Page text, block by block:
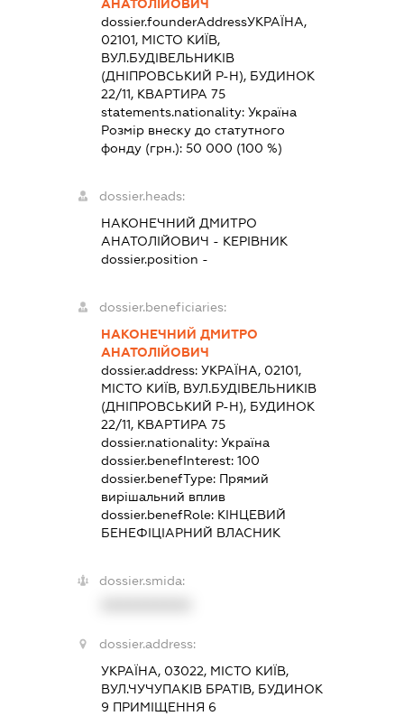
АНАТОЛІЙОВИЧ
dossier.founderAddressУКРАЇНА,
02101, МІСТО КИЇВ,
ВУЛ.БУДІВЕЛЬНИКІВ
(ДНІПРОВСЬКИЙ Р-Н), БУДИНОК
22/11, КВАРТИРА 75
statements.nationality: Україна
Розмір внеску до статутного
фонду (грн.): 50 000 (100 %)
dossier.heads:
НАКОНЕЧНИЙ ДМИТРО
АНАТОЛІЙОВИЧ - КЕРІВНИК
dossier.position -
dossier.beneficiaries:
НАКОНЕЧНИЙ ДМИТРО
АНАТОЛІЙОВИЧ
dossier.address: УКРАЇНА, 02101,
МІСТО КИЇВ, ВУЛ.БУДІВЕЛЬНИКІВ
(ДНІПРОВСЬКИЙ Р-Н), БУДИНОК
22/11, КВАРТИРА 75
dossier.nationality: Україна
dossier.benefInterest: 100
dossier.benefType: Прямий
вирішальний вплив
dossier.benefRole: КІНЦЕВИЙ
БЕНЕФІЦІАРНИЙ ВЛАСНИК
dossier.smida:
dossier.address:
УКРАЇНА, 03022, МІСТО КИЇВ,
ВУЛ.ЧУЧУПАКІВ БРАТІВ, БУДИНОК
9 ПРИМІЩЕННЯ 6